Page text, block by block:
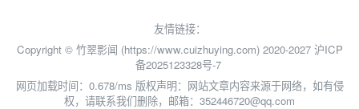
友情链接：
Copyright © 竹翠影闻 (https://www.cuizhuying.com) 2020-2027 沪ICP
备2025123328号-7
网页加载时间：0.678/ms 版权声明：网站文章内容来源于网络，如有侵
权，请联系我们删除，邮箱：352446720@qq.com